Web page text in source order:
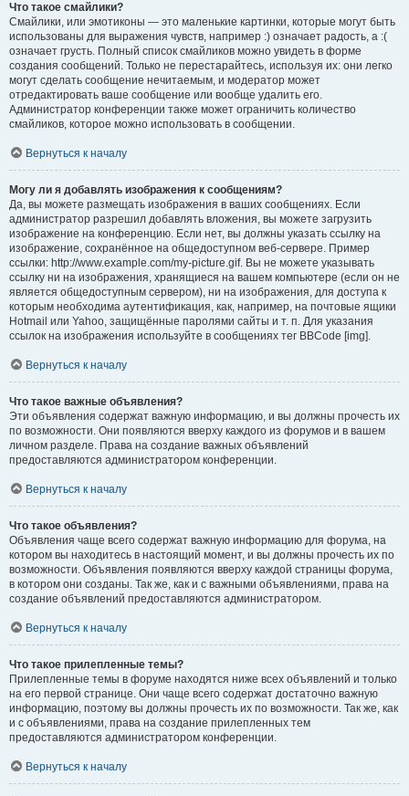
Что такое смайлики?
Смайлики, или эмотиконы — это маленькие картинки, которые могут быть
использованы для выражения чувств, например :) означает радость, а :(
означает грусть. Полный список смайликов можно увидеть в форме
создания сообщений. Только не перестарайтесь, используя их: они легко
могут сделать сообщение нечитаемым, и модератор может
отредактировать ваше сообщение или вообще удалить его.
Администратор конференции также может ограничить количество
смайликов, которое можно использовать в сообщении.
Вернуться к началу
Могу ли я добавлять изображения к сообщениям?
Да, вы можете размещать изображения в ваших сообщениях. Если
администратор разрешил добавлять вложения, вы можете загрузить
изображение на конференцию. Если нет, вы должны указать ссылку на
изображение, сохранённое на общедоступном веб-сервере. Пример
ссылки: http://www.example.com/my-picture.gif. Вы не можете указывать
ссылку ни на изображения, хранящиеся на вашем компьютере (если он не
является общедоступным сервером), ни на изображения, для доступа к
которым необходима аутентификация, как, например, на почтовые ящики
Hotmail или Yahoo, защищённые паролями сайты и т. п. Для указания
ссылок на изображения используйте в сообщениях тег BBCode [img].
Вернуться к началу
Что такое важные объявления?
Эти объявления содержат важную информацию, и вы должны прочесть их
по возможности. Они появляются вверху каждого из форумов и в вашем
личном разделе. Права на создание важных объявлений
предоставляются администратором конференции.
Вернуться к началу
Что такое объявления?
Объявления чаще всего содержат важную информацию для форума, на
котором вы находитесь в настоящий момент, и вы должны прочесть их по
возможности. Объявления появляются вверху каждой страницы форума,
в котором они созданы. Так же, как и с важными объявлениями, права на
создание объявлений предоставляются администратором.
Вернуться к началу
Что такое прилепленные темы?
Прилепленные темы в форуме находятся ниже всех объявлений и только
на его первой странице. Они чаще всего содержат достаточно важную
информацию, поэтому вы должны прочесть их по возможности. Так же, как
и с объявлениями, права на создание прилепленных тем
предоставляются администратором конференции.
Вернуться к началу